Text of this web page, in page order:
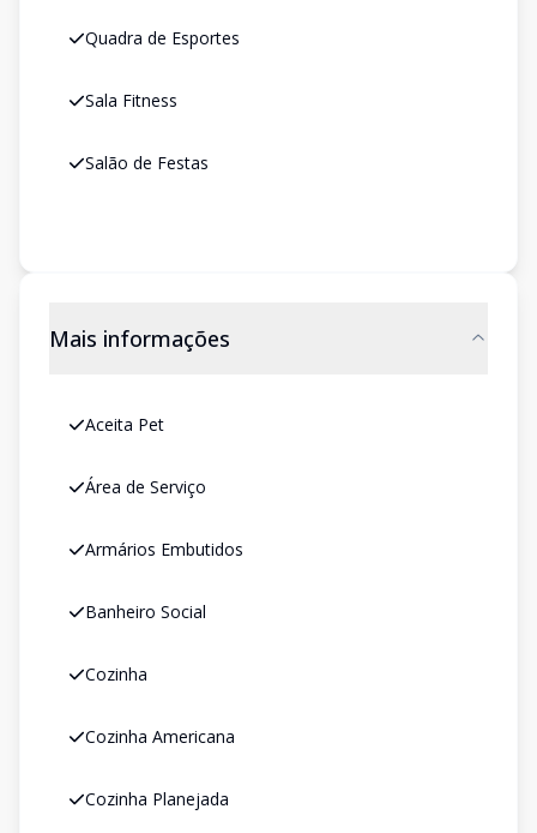
Quadra de Esportes
Sala Fitness
Salão de Festas
Mais informações
Aceita Pet
Área de Serviço
Armários Embutidos
Banheiro Social
Cozinha
Cozinha Americana
Cozinha Planejada